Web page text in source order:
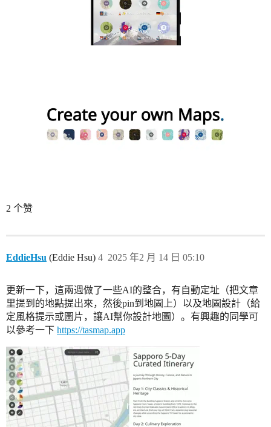
2 个赞
EddieHsu (Eddie Hsu) 2025 年2 月 14 日 05:10
4
更新一下，這兩週做了一些AI的整合，有自動定址（把文章
里提到的地點提出來，然後pin到地圖上）以及地圖設計（給
定風格提示或圖片，讓AI幫你設計地圖）。有興趣的同學可
以參考一下 https://tasmap.app